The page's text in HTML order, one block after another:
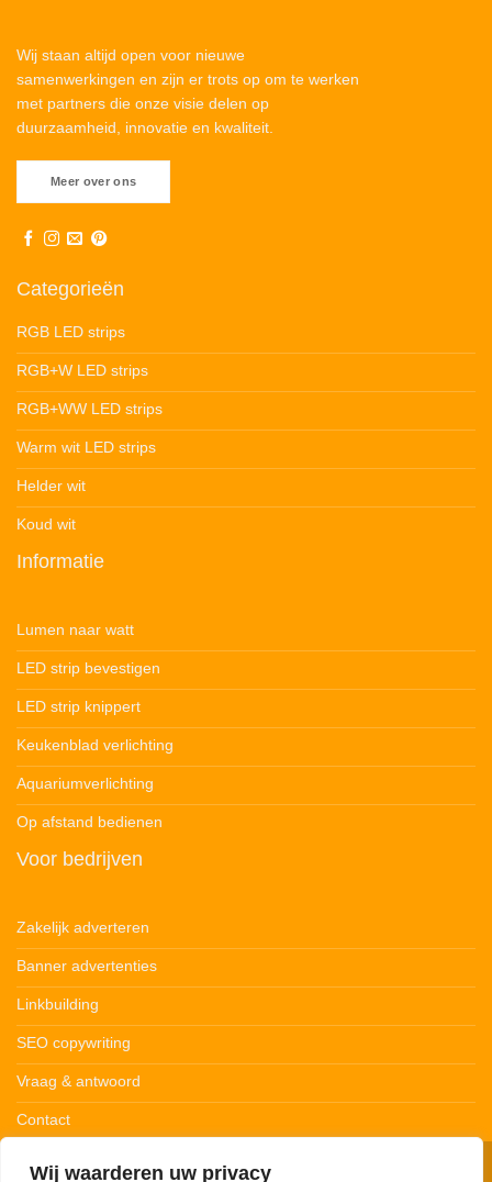
Wij waarderen uw privacy
Wij staan altijd open voor nieuwe
samenwerkingen en zijn er trots op om te werken
met partners die onze visie delen op
duurzaamheid, innovatie en kwaliteit.
Meer over ons
Categorieën
RGB LED strips
RGB+W LED strips
RGB+WW LED strips
Warm wit LED strips
Helder wit
Koud wit
Informatie
Lumen naar watt
LED strip bevestigen
LED strip knippert
Keukenblad verlichting
Aquariumverlichting
Op afstand bedienen
Voor bedrijven
Zakelijk adverteren
Banner advertenties
Linkbuilding
SEO copywriting
Vraag & antwoord
Contact